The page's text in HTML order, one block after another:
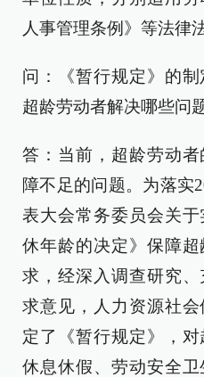
人事管理条例》等法律
问：《暂行规定》的
超龄劳动者解决哪些问
答：当前，超龄劳动
障不足的问题。为落实
表大会常务委员会关
休年龄的决定》保障
求，经深入调查研究
求意见，人力资源社
定了《暂行规定》，对
休息休假、劳动安全